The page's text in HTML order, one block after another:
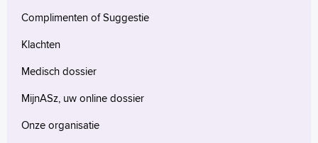
Medewerkers
Complimenten of Suggestie
Klachten
Medisch dossier
MijnASz, uw online dossier
Onze organisatie